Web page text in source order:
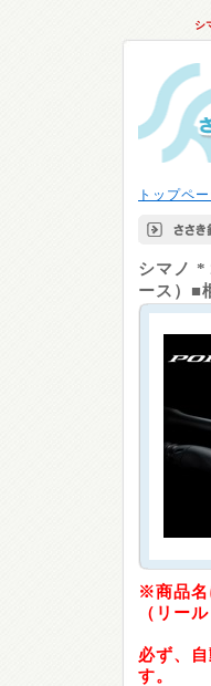
シ
トップペ
シマノ *
ース）■
※商品名
（リー
必ず、
す。